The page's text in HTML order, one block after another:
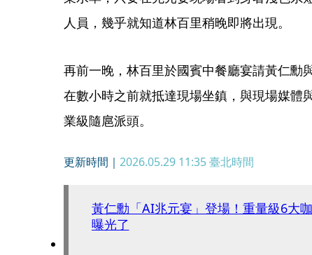
人員，幾乎就知道林百里稍晚即將出現。
再前一晚，林百里於國賓中餐廳宴請黃仁勳
在數小時之前就抵達現場坐鎮，與現場媒體
業級隨扈派頭。
更新時間｜ 2026.05.29 11:35臺北時間
黃仁勳「AI兆元宴」登場！重量級6大
曝光了